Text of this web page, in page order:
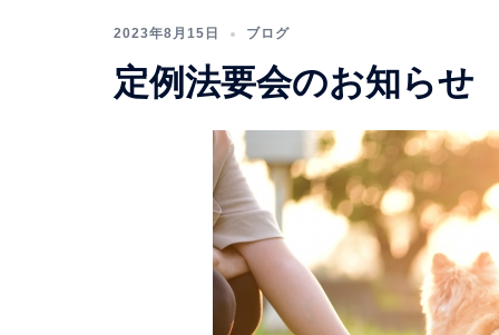
2023年8月15日 ブログ
定例法要会のお知らせ